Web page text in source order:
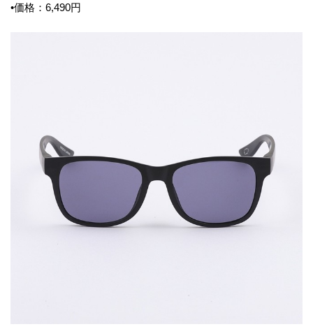
•価格：6,490円